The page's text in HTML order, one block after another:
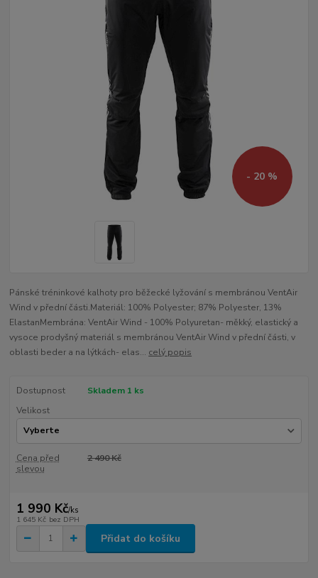
- 20 %
Pánské tréninkové kalhoty pro běžecké lyžování s membránou VentAir
Wind v přední části.Materiál: 100% Polyester; 87% Polyester, 13%
ElastanMembrána: VentAir Wind - 100% Polyuretan- měkký, elastický a
vysoce prodyšný materiál s membránou VentAir Wind v přední části, v
oblasti beder a na lýtkách- elas... celý popis
Dostupnost
Skladem 1 ks
Velikost
Cena před
slevou
2 490 Kč
1 990 Kč/ks
1 645 Kč bez DPH
Přidat do košíku